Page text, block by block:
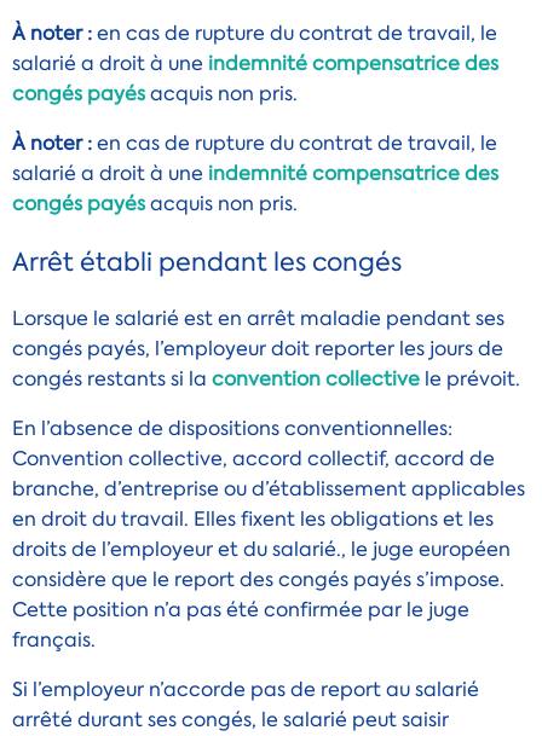
À noter :en cas de rupture du contrat de travail, le
salarié a droit à une indemnité compensatrice des
congés payésacquis non pris.
À noter :en cas de rupture du contrat de travail, le
salarié a droit à une indemnité compensatrice des
congés payésacquis non pris.
Arrêt établi pendant les congés
Lorsque le salarié est en arrêt maladie pendant ses
congés payés, l’employeur doit reporter les jours de
congés restants si la convention collective le prévoit.
En l’absence de dispositions conventionnelles:
Convention collective, accord collectif, accord de
branche, d’entreprise ou d’établissement applicables
en droit du travail. Elles fixent les obligations et les
droits de l’employeur et du salarié., le juge européen
considère que le report des congés payés s’impose.
Cette position n’a pas été confirmée par le juge
français.
Si l’employeur n’accorde pas de report au salarié
arrêté durant ses congés, le salarié peut saisir